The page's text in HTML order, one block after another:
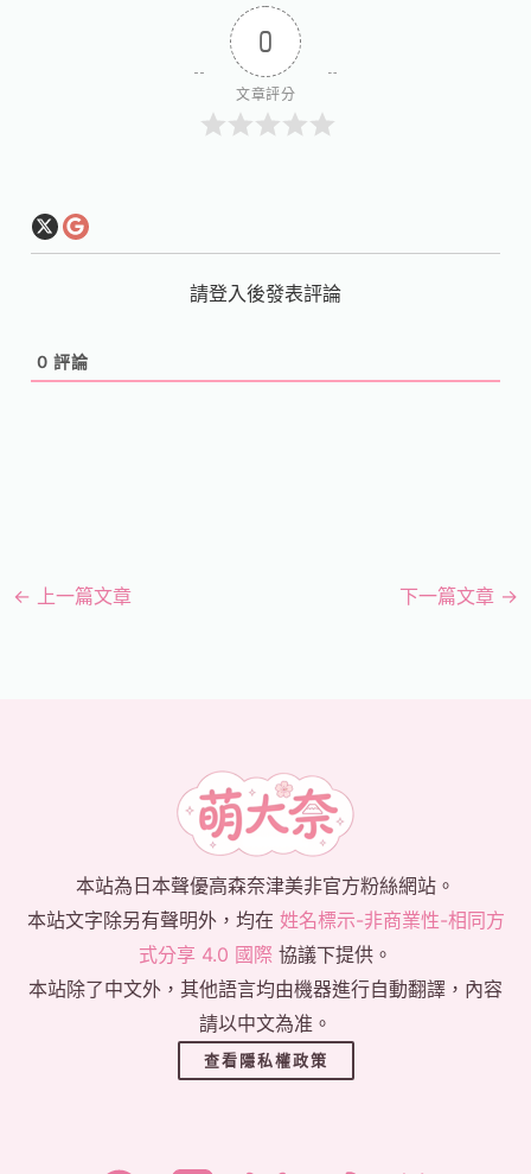
0
文章評分
請登入後發表評論
0 評論
← 上一篇文章 下一篇文章 →
本站為日本聲優高森奈津美非官方粉絲網站。
本站文字除另有聲明外，均在 姓名標示-非商業性-相同方
式分享 4.0 國際 協議下提供。
本站除了中文外，其他語言均由機器進行自動翻譯，內容
請以中文為准。
查看隱私權政策